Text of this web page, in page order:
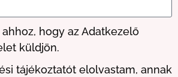
hogy az Adatkezelő
küldjön.
tájékoztatót elolvastam, annak